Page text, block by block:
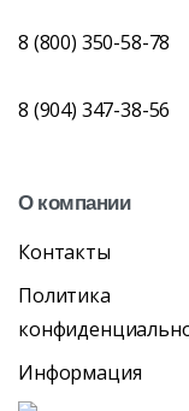
8 (800) 350-58-78
8 (904) 347-38-56
Окомпании
Контакты
Политика
Информация